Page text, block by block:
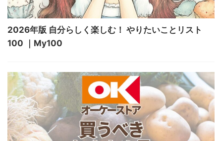
2026年版 自分らしく楽しむ！ やりたいことリスト
100 ｜My100